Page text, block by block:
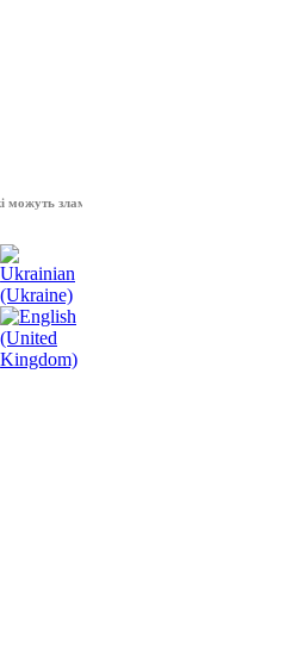
зламати волю народу, - Президент України